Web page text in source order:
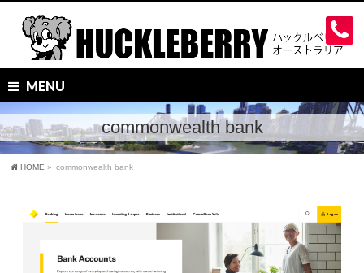
MENU
commonwealth bank
HOME » commonwealth bank